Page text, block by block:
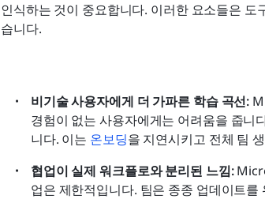
인식하는 것이 중요합니다. 이러한 요소들은
습니다.
비기술 사용자에게 더 가파른 학습 곡선:
경험이 없는 사용자에게는 어려움을 줍니
니다. 이는 온보딩을 지연시키고 전체 팀
협업이 실제 워크플로와 분리된 느낌:
업은 제한적입니다. 팀은 종종 업데이트